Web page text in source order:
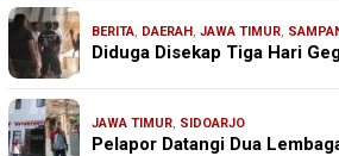
BERITA, DAERAH, JAWA TIMUR,
Diduga Disekap Tiga Hari
JAWA TIMUR, SIDOARJO
Pelapor Datangi Dua